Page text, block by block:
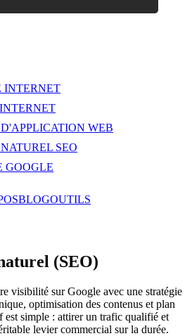
INTERNET
WEB
SEO
GOOGLE
BLOGOUTILS
(SEO)
visibilité sur Google avec une stratégie
optimisation des contenus et plan
est simple : attirer un trafic qualifié et
levier commercial sur la durée.